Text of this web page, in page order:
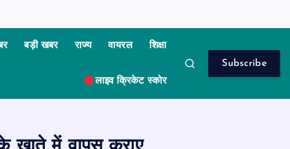
बड़ी खबर राज्य वायरल शिक्षा
लाइव क्रिकेट स्कोर
Subscribe